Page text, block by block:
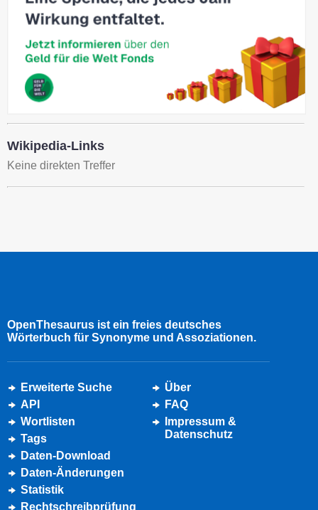
Wikipedia-Links
Keine direkten Treffer
OpenThesaurus ist ein freies deutsches
Wörterbuch für Synonyme und Assoziationen.
Erweiterte Suche
API
Wortlisten
Tags
Daten-Download
Daten-Änderungen
Statistik
Rechtschreibprüfung
Über
FAQ
Impressum &
Datenschutz